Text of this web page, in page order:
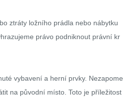
ztráty ložního prádla nebo nábytku
právo podniknout právní kr
vybavení a herní prvky. Nezapome
na původní místo. Toto je příležitost